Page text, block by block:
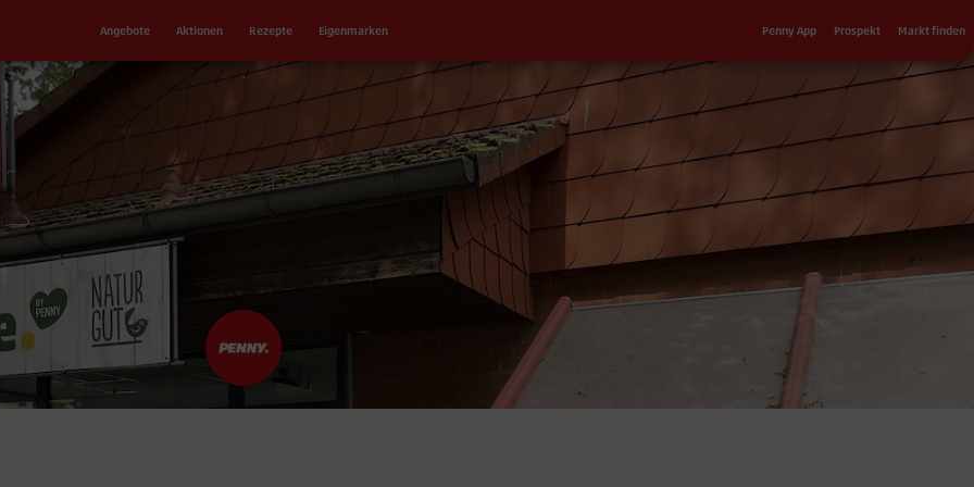
Angebote Aktionen Rezepte Eigenmarken Sekundärnavigation
Penny App Prospekt Markt finden